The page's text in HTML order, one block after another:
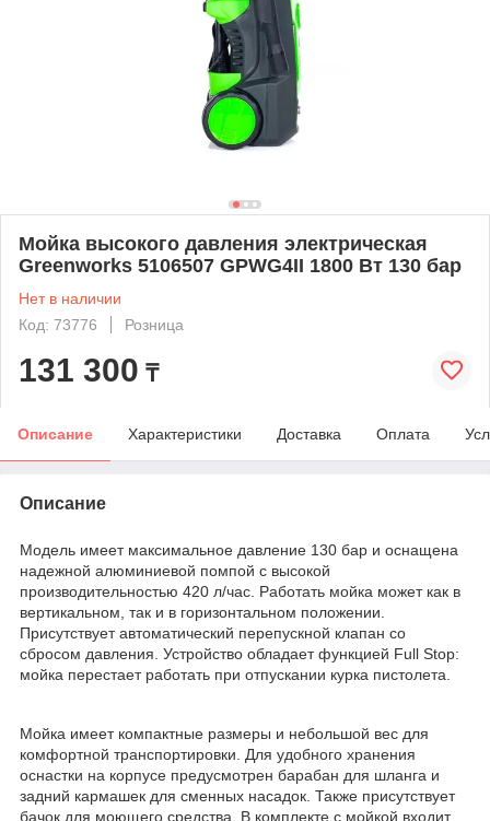
Мойка высокого давления электрическая
Greenworks 5106507 GPWG4II 1800 Вт 130 бар
Нет в наличии
Код: 73776
Розница
131 300 ₸
Описание Характеристики Доставка Оплата
Описание
Модель имеет максимальное давление 130 бар и оснащена
надежной алюминиевой помпой с высокой
производительностью 420 л/час. Работать мойка может как в
вертикальном, так и в горизонтальном положении.
Присутствует автоматический перепускной клапан со
сбросом давления. Устройство обладает функцией Full Stop:
мойка перестает работать при отпускании курка пистолета.
Мойка имеет компактные размеры и небольшой вес для
комфортной транспортировки. Для удобного хранения
оснастки на корпусе предусмотрен барабан для шланга и
задний кармашек для сменных насадок. Также присутствует
бачок для моющего средства. В комплекте с мойкой входит